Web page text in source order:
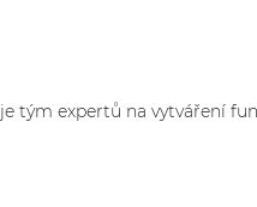
tým expertů na vytváření